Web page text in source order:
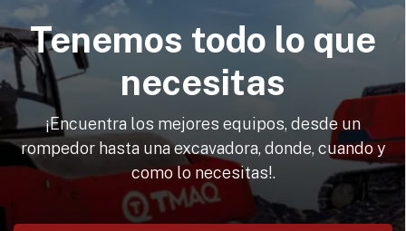
Tenemos todo lo que
necesitas
¡Encuentra los mejores equipos, desde un
rompedor hasta una excavadora, donde, cuando y
como lo necesitas!.